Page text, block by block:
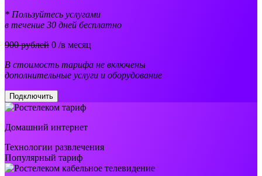
* Пользуйтесь услугами
в течение 30 дней бесплатно
900 рублей 0 /в месяц
В стоимость тарифа не включены
дополнительные услуги и оборудование
Подключить
Домашний интернет
Технологии развлечения
Популярный тариф